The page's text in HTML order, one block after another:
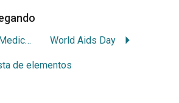
Boletín de Medicamentos Esenciales World Aids Day
de elementos